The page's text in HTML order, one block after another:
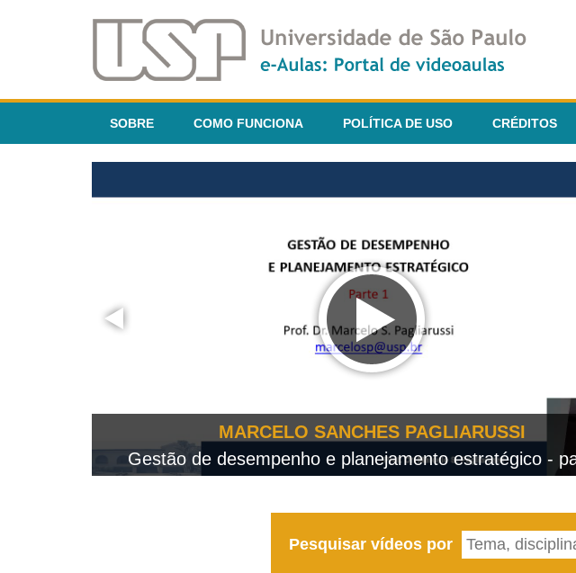
SOBRE COMO FUNCIONA POLÍTICA DE USO CRÉDITOS
MARCELO SANCHES PAGLIARUSSI
Gestão de desempenho e planejamento estratégico -
Pesquisar vídeos por